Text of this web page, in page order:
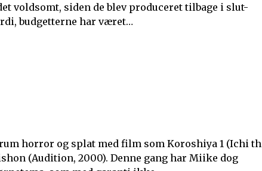
voldsomt, siden de blev produceret tilbage i slut-
budgetterne har været…
horror og splat med film som Koroshiya 1 (Ichi
(Audition, 2000). Denne gang har Miike dog